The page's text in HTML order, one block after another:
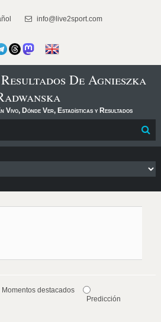
info@live2sport.com
De Agnieszka
Vivo, Dónde Ver, Estadísticas y Resultados
Momentos destacados
Predicción